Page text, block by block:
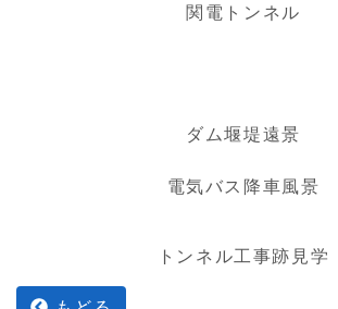
関電トンネル
ダム堰堤遠景
電気バス降車風景
トンネル工事跡見学